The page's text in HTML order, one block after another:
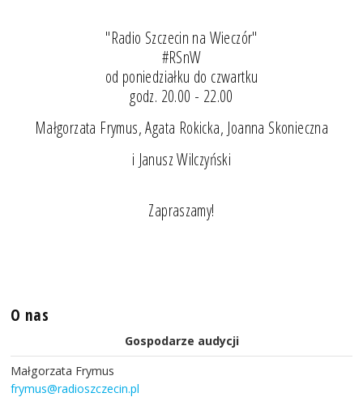
"Radio Szczecin na Wieczór"
#RSnW
od poniedziałku do czwartku
godz. 20.00 - 22.00
Małgorzata Frymus, Agata Rokicka, Joanna Skonieczna
i Janusz Wilczyński
Zapraszamy!
O nas
Gospodarze audycji
Małgorzata Frymus
frymus@radioszczecin.pl